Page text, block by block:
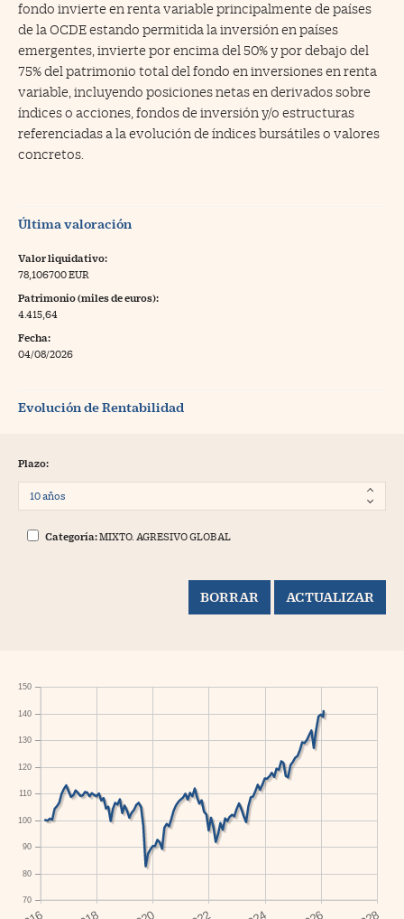
fondo invierte en renta variable principalmente de países
de la OCDE estando permitida la inversión en países
emergentes, invierte por encima del 50% y por debajo del
75% del patrimonio total del fondo en inversiones en renta
variable, incluyendo posiciones netas en derivados sobre
índices o acciones, fondos de inversión y/o estructuras
referenciadas a la evolución de índices bursátiles o valores
concretos.
Última valoración
Valor liquidativo:
78,106700 EUR
Patrimonio (miles de euros):
4.415,64
Fecha:
04/08/2026
Evolución de Rentabilidad
Plazo:
Categoría:MIXTO. AGRESIVO GLOBAL
70
80
90
100
110
120
130
140
150